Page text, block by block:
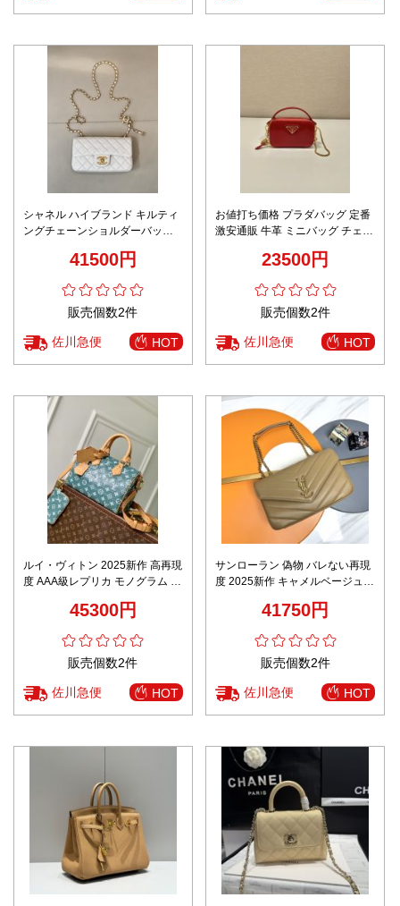
シャネル ハイブランド キルティ
ングチェーンショルダーバッグ
41500円
販売個数2件
佐川急便 HOT
お値打ち価格 プラダバッグ 定番
激安通販 牛革 ミニバッグ チェー
レディース レッド
23500円
販売個数2件
佐川急便 HOT
ルイ・ヴィトン 2025新作 高再現
度 AAA級レプリカ モノグラム ボ
45300円
販売個数2件
佐川急便 HOT
サンローラン 偽物 バレない再現
度 2025新作 キャメルベージュキ
ール 高級レベル仕様 圧倒的完成
41750円
販売個数2件
佐川急便 HOT